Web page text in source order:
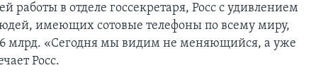
работы в отделе госсекретаря, Росс с удивлением
имеющих сотовые телефоны по всему миру,
млрд. «Сегодня мы видим не меняющийся, а уже
Росс.